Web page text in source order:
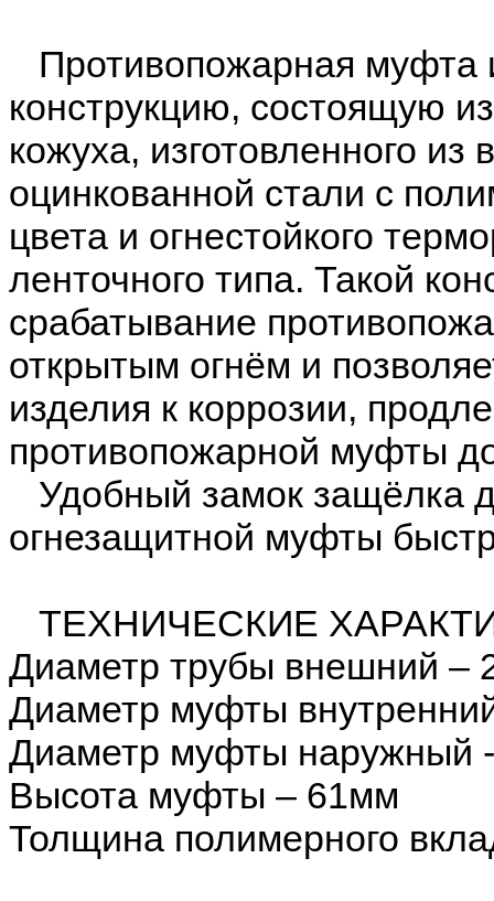
Противопожарная муфта
конструкцию, состоящую
кожуха, изготовленного из
оцинкованной стали с
цвета и огнестойкого
ленточного типа. Такой
срабатывание
открытым огнём и
изделия к коррозии,
противопожарной муфты
Удобный замок защёлка
огнезащитной муфты
ТЕХНИЧЕСКИЕ
Диаметр трубы внешний –
Диаметр муфты
Диаметр муфты наружный
Высота муфты – 61мм
Толщина полимерного